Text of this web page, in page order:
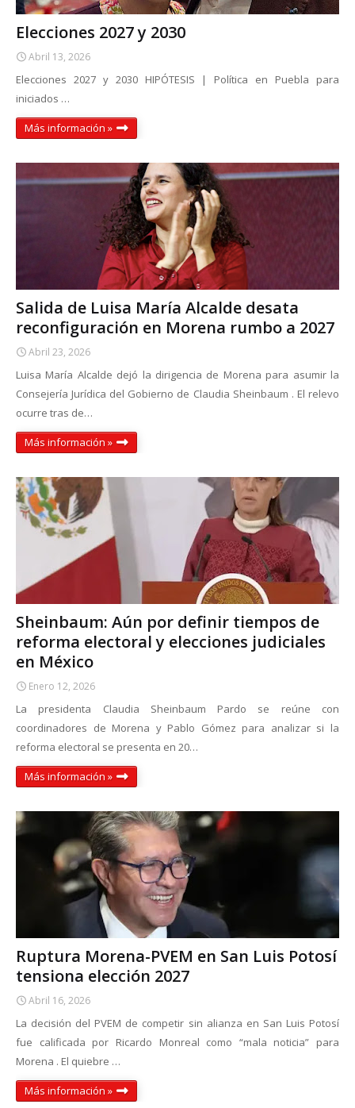
Elecciones 2027 y 2030
Abril 13, 2026
Elecciones 2027 y 2030 HIPÓTESIS | Política en Puebla para
iniciados …
Más información »
Salida de Luisa María Alcalde desata
reconfiguración en Morena rumbo a 2027
Abril 23, 2026
Luisa María Alcalde dejó la dirigencia de Morena para asumir la
Consejería Jurídica del Gobierno de Claudia Sheinbaum . El relevo
ocurre tras de…
Más información »
Sheinbaum: Aún por definir tiempos de
reforma electoral y elecciones judiciales
en México
Enero 12, 2026
La presidenta Claudia Sheinbaum Pardo se reúne con
coordinadores de Morena y Pablo Gómez para analizar si la
reforma electoral se presenta en 20…
Más información »
Ruptura Morena-PVEM en San Luis Potosí
tensiona elección 2027
Abril 16, 2026
La decisión del PVEM de competir sin alianza en San Luis Potosí
fue calificada por Ricardo Monreal como “mala noticia” para
Morena . El quiebre …
Más información »